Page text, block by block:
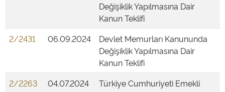
Değişiklik Yapılmasına Dair
Kanun Teklifi
2/2431
06.09.2024
Devlet Memurları Kanununda
Değişiklik Yapılmasına Dair
Kanun Teklifi
2/2263
04.07.2024
Türkiye Cumhuriyeti Emekli